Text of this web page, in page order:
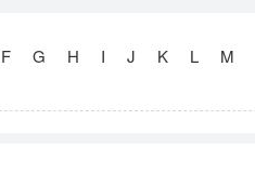
F G H I J K L M